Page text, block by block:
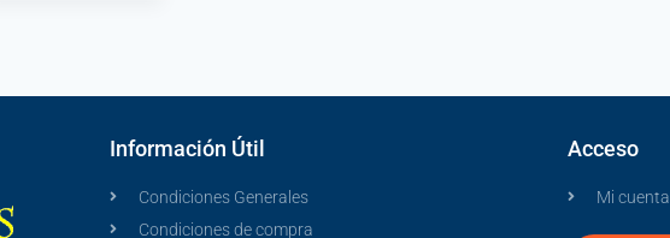
Información Útil
Condiciones Generales
Condiciones de compra
Acceso
Mi cuenta